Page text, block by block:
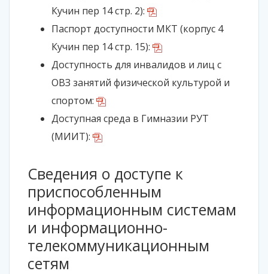
Кучин пер 14 стр. 2):
Паспорт доступности МКТ (корпус 4
Кучин пер 14 стр. 15):
Доступность для инвалидов и лиц с
ОВЗ занятий физической культурой и
спортом:
Доступная среда в Гимназии РУТ
(МИИТ):
Сведения о доступе к
приспособленным
информационным системам
и информационно-
телекоммуникационным
сетям